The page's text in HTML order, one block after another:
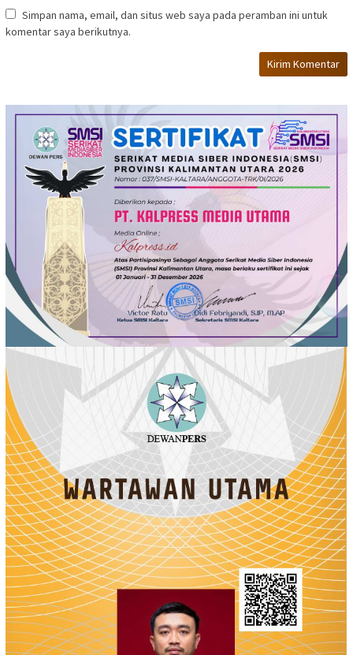
Simpan nama, email, dan situs web saya pada peramban ini untuk
komentar saya berikutnya.